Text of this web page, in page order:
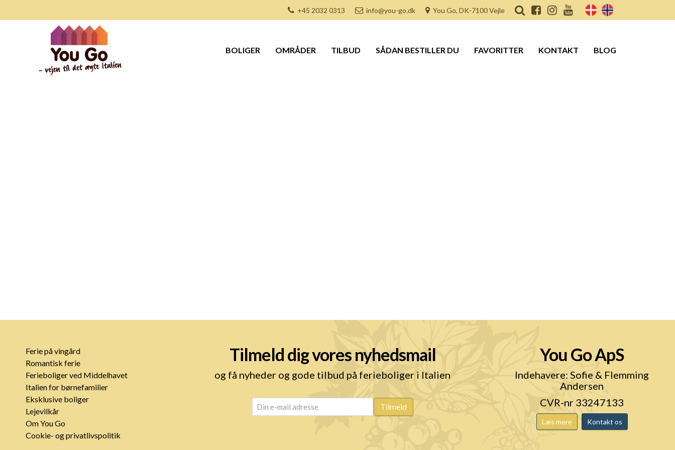
+45 2032 0313 info@you-go.dk You Go, DK-7100 Vejle
BOLIGER OMRÅDER TILBUD SÅDAN BESTILLER DU FAVORITTER KONTAKT BLOG
Ferie på vingård
Romantisk ferie
Ferieboliger ved Middelhavet
Italien for børnefamilier
Eksklusive boliger
Lejevilkår
Om You Go
Cookie- og privatlivspolitik
Tilmeld dig vores nyhedsmail
og få nyheder og gode tilbud på ferieboliger i Italien
email (Påkrævet) Tilmeld
You Go ApS
Indehavere: Sofie & Flemming
Andersen
CVR-nr 33247133
Læs mere Kontakt os